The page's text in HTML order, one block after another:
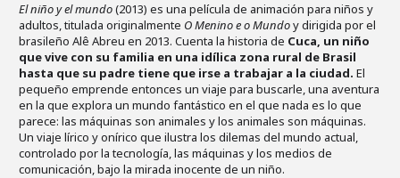
El niño y el mundo(2013) es una película de animación para niños y
adultos, titulada originalmente O Menino e o Mundoy dirigida por el
brasileño Alê Abreu en 2013. Cuenta la historia de Cuca, un niño
que vive con su familia en una idílica zona rural de Brasil
hasta que su padre tiene que irse a trabajar a la ciudad. El
pequeño emprende entonces un viaje para buscarle, una aventura
en la que explora un mundo fantástico en el que nada es lo que
parece: las máquinas son animales y los animales son máquinas.
Un viaje lírico y onírico que ilustra los dilemas del mundo actual,
controlado por la tecnología, las máquinas y los medios de
comunicación, bajo la mirada inocente de un niño.